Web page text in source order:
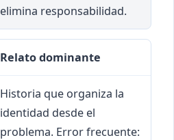
elimina responsabilidad.
Relato dominante
Historia que organiza la
identidad desde el
problema. Error frecuente: